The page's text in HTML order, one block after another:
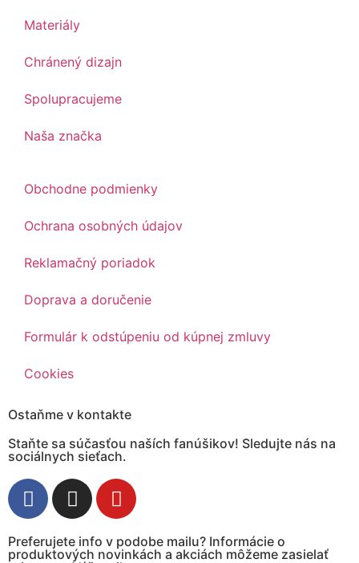
Materiály
Chránený dizajn
Spolupracujeme
Naša značka
Obchodne podmienky
Ochrana osobných údajov
Reklamačný poriadok
Doprava a doručenie
Formulár k odstúpeniu od kúpnej zmluvy
Cookies
Ostaňme v kontakte
Staňte sa súčasťou naších fanúšikov! Sledujte nás na
sociálnych sieťach.
Preferujete info v podobe mailu? Informácie o
produktových novinkách a akciách môžeme zasielať